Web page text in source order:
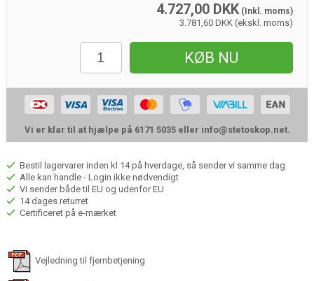
4.727,00 DKK(Inkl. moms)
3.781,60 DKK (ekskl. moms)
KØB NU
Vi er klar til at hjælpe på 6171 5035 eller info@stetoskop.net.
Bestil lagervarer inden kl 14 på hverdage, så sender vi samme dag
Alle kan handle - Login ikke nødvendigt
Vi sender både til EU og udenfor EU
14 dages returret
Certificeret på e-mærket
Vejledning til fjernbetjening